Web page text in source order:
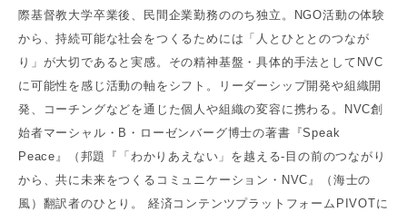
際基督教大学卒業後、民間企業勤務ののち独立。NGO活動の体験
から、持続可能な社会をつくるためには「人とひととのつなが
り」が大切であると実感。その精神基盤・具体的手法としてNVC
に可能性を感じ活動の軸をシフト。リーダーシップ開発や組織開
発、コーチングなどを通じた個人や組織の変容に携わる。NVC創
始者マーシャル・B・ローゼンバーグ博士の著書『Speak
Peace』（邦題『「わかりあえない」を越える-目の前のつながり
から、共に未来をつくるコミュニケーション・NVC』（海士の
風）翻訳者のひとり。 経済コンテンツプラットフォームPIVOTに